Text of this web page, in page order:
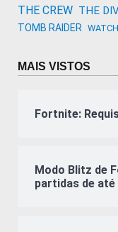
THE CREW THE
TOMB RAIDER
MAIS VISTOS
Fortnite:
Modo Blitz de
partidas de